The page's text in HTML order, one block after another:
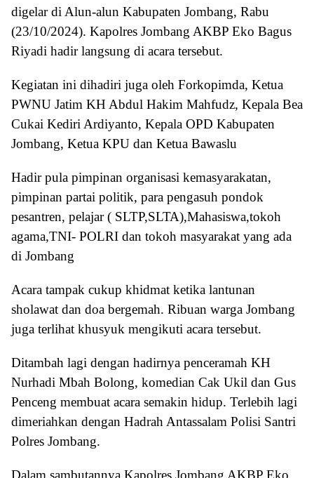
digelar di Alun-alun Kabupaten Jombang, Rabu
(23/10/2024). Kapolres Jombang AKBP Eko Bagus
Riyadi hadir langsung di acara tersebut.
Kegiatan ini dihadiri juga oleh Forkopimda, Ketua
PWNU Jatim KH Abdul Hakim Mahfudz, Kepala Bea
Cukai Kediri Ardiyanto, Kepala OPD Kabupaten
Jombang, Ketua KPU dan Ketua Bawaslu
Hadir pula pimpinan organisasi kemasyarakatan,
pimpinan partai politik, para pengasuh pondok
pesantren, pelajar ( SLTP,SLTA),Mahasiswa,tokoh
agama,TNI- POLRI dan tokoh masyarakat yang ada
di Jombang
Acara tampak cukup khidmat ketika lantunan
sholawat dan doa bergemah. Ribuan warga Jombang
juga terlihat khusyuk mengikuti acara tersebut.
Ditambah lagi dengan hadirnya penceramah KH
Nurhadi Mbah Bolong, komedian Cak Ukil dan Gus
Penceng membuat acara semakin hidup. Terlebih lagi
dimeriahkan dengan Hadrah Antassalam Polisi Santri
Polres Jombang.
Dalam sambutannya Kapolres Jombang AKBP Eko